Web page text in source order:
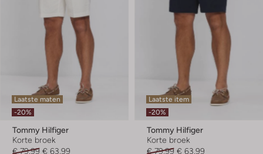
Laatste maten
-20%
Tommy Hilfiger
Korte broek
€ 79,99 € 63,99
Laatste item
-20%
Tommy Hilfiger
Korte broek
€ 79,99 € 63,99